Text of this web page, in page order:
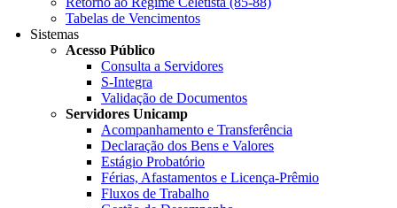
Tabelas de Vencimentos
Sistemas
Acesso Público
Consulta a Servidores
S-Integra
Validação de Documentos
Servidores Unicamp
Acompanhamento e Transferência
Declaração dos Bens e Valores
Estágio Probatório
Férias, Afastamentos e Licença-Prêmio
Fluxos de Trabalho